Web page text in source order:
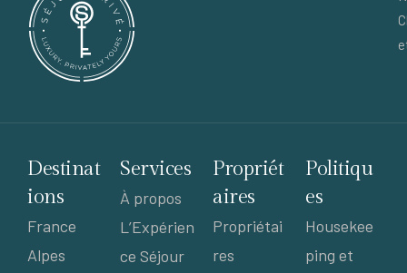
Destinat
ions
France
Alpes
Services
À propos
L’Expérien
ce Séjour
Propriét
aires
Propriétai
res
Politiqu
es
Housekee
ping et